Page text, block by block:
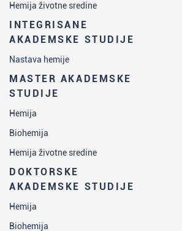
Hemija životne sredine
INTEGRISANE
AKADEMSKE STUDIJE
Nastava hemije
MASTER AKADEMSKE
STUDIJE
Hemija
Biohemija
Hemija životne sredine
DOKTORSKE
AKADEMSKE STUDIJE
Hemija
Biohemija